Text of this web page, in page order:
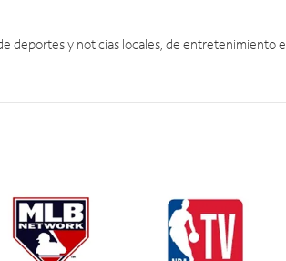
deportes y noticias locales, de entretenimiento e